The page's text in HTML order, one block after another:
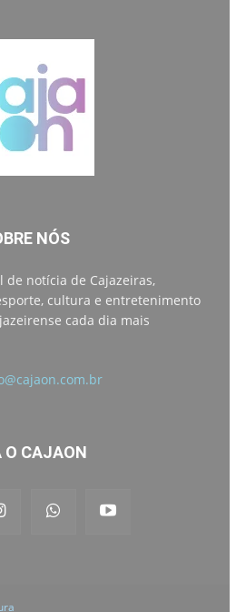
NÓS
de notícia de Cajazeiras,
cultura e entretenimento
cada dia mais
O CAJAON